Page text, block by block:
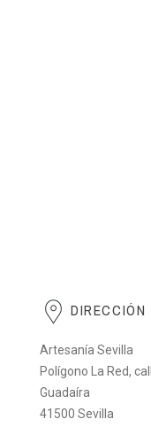
DIRECCIÓN
Artesanía Sevilla
Polígono La Red,
Guadaíra
41500 Sevilla